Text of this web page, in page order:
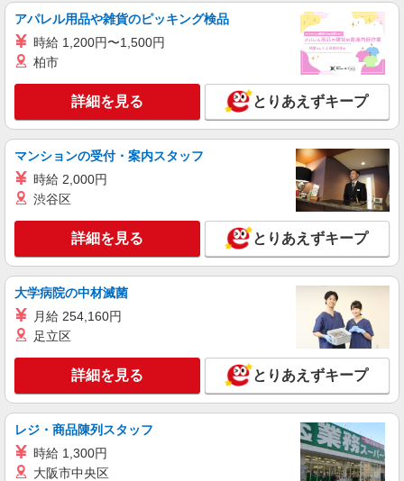
270,000円〜 ★固定残業手当：30,800円（月給に
含む） ※経験・能力考慮 ※固定残業時間は1ヶ月
あたり20時間、超過時は追加で残業手当支給 ※月
3万円まで交通費支給 ※試用期間（2〜3ヶ月）も
制手当／住宅手当（実家外かつ賃貸の場合のみ別
途支給）※試用期間明けから支給／特別手当 ※手
当の種類はエリアにより異なります。詳細は面接
時にお尋ねください。
≪横浜高島屋店≫ 神奈川県横浜市西区南幸1-6-
31 横浜髙島屋4階 婦人服 キャリアクローゼット
詳細を見る
COCO DEAL（ココディール） ルミネ横浜店
【店長候補募集】接客・販売・お店作り〜マネ
未経験：月給243,800円〜400,000円 経験者
（店長候補）：月給300,000円〜 ※試用期間中は
270,000円〜 ★固定残業手当：30,800円（月給に
含む） ※経験・能力考慮 ※固定残業時間は1ヶ月
あたり20時間、超過時は追加で残業手当支給 ※月
3万円まで交通費支給 ※試用期間（2〜3ヶ月）も
同条件 【手当】固定残業手当／資格手当／店舗職
制手当／住宅手当（実家外かつ賃貸の場合のみ別
途支給）※試用期間明けから支給／特別手当 ※手
当の種類はエリアにより異なります。詳細は面接
時にお尋ねください。
≪ルミネ横浜店≫ 神奈川県横浜市西区高島2-
16-1 ルミネ横浜3F
キープ 詳細を見る
アルバイト
販売スタッフ
［アルバイト・パート］時給1,250円以上 スタ
ッフの成長に応じて時給がUPしていく仕組みがあ
ります。また、希望するスタッフがいれば、制度
を活用して正社員になっていただく道もありま
す。週30時間以上勤務される方にはきちんと社会
神奈川県横浜市西区南幸1-5-1 ジョイナス
キープ 詳細を見る
アパレル用品や雑貨のピッキング検品
時給 1,200円〜1,500円
柏市
詳細を見る とりあえずキープ
マンションの受付・案内スタッフ
時給 2,000円
渋谷区
詳細を見る とりあえずキープ
大学病院の中材滅菌
月給 254,160円
足立区
詳細を見る とりあえずキープ
レジ・商品陳列スタッフ
時給 1,300円
大阪市中央区